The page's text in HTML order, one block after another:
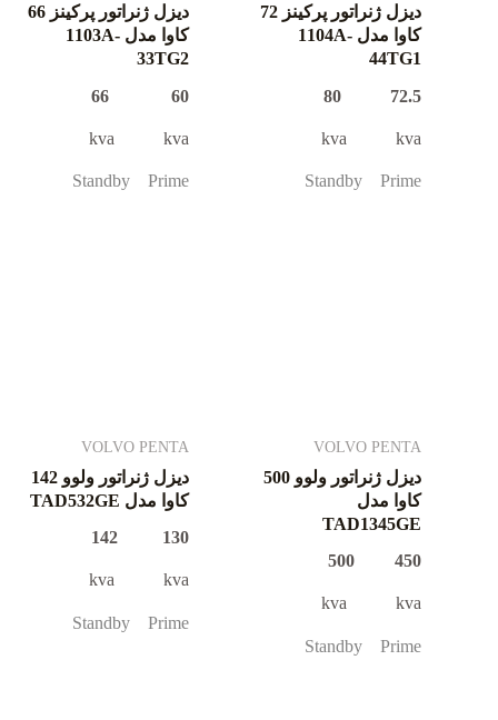
دیزل ژنراتور پرکینز 72
کاوا مدل 1104A-
44TG1
72.5 80
kva kva
Standby Prime
دیزل ژنراتور پرکینز 66
کاوا مدل 1103A-
33TG2
60 66
kva kva
Standby Prime
VOLVO PENTA
دیزل ژنراتور ولوو 500
کاوا مدل
TAD1345GE
450 500
kva kva
Standby Prime
VOLVO PENTA
دیزل ژنراتور ولوو 142
کاوا مدل TAD532GE
130 142
kva kva
Standby Prime